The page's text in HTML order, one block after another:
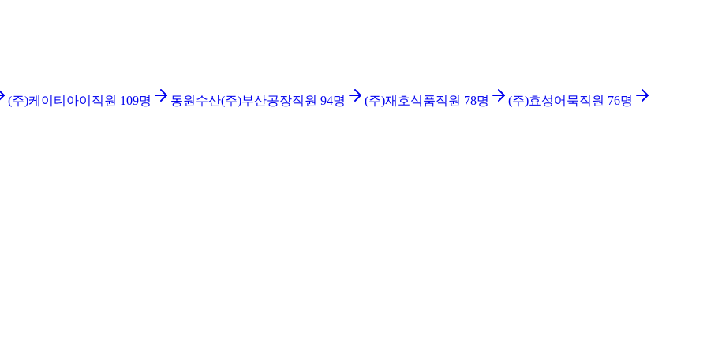
(주)케이티아이 직원 109명 동원수산(주)부산공장직원 94명 (주)재호식품직원 78명 (주)효성어묵직원 76명